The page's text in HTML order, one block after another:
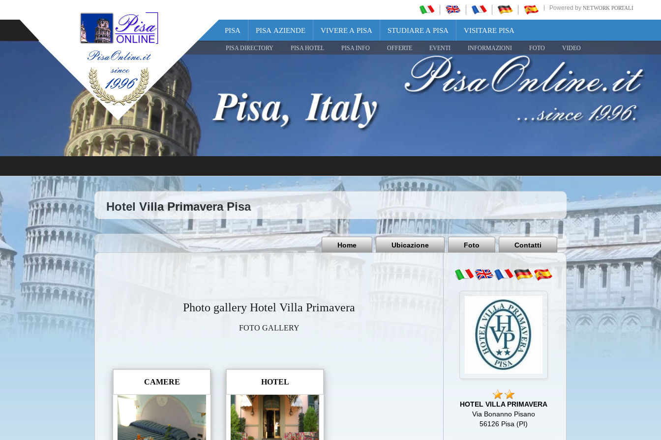
Powered by NETWORK PORTALI
PISA PISA AZIENDE VIVERE A PISA STUDIARE A PISA VISITARE PISA
PISA DIRECTORY PISA HOTEL PISA INFO OFFERTE EVENTI INFORMAZIONI FOTO VIDEO
Share
Pisa
Italy
Hotel Villa Primavera Pisa
Home Ubicazione Foto Contatti
Photo gallery Hotel Villa Primavera
FOTO GALLERY
CAMERE HOTEL
HOTEL VILLA PRIMAVERA
Via Bonanno Pisano
56126 Pisa (PI)